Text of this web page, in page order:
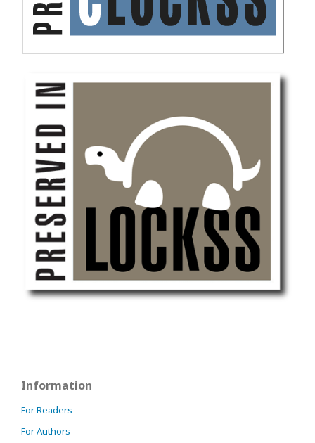
Information
For Readers
For Authors